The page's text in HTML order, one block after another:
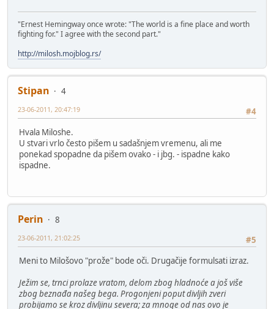
"Ernest Hemingway once wrote: "The world is a fine place and worth
fighting for." I agree with the second part."
http://milosh.mojblog.rs/
Stipan
4
#4
23-06-2011, 20:47:19
Hvala Miloshe.
U stvari vrlo često pišem u sadašnjem vremenu, ali me
ponekad spopadne da pišem ovako - i jbg. - ispadne kako
ispadne.
Perin
8
#5
23-06-2011, 21:02:25
Meni to Milošovo "prože" bode oči. Drugačije formulsati izraz.
Ježim se, trnci prolaze vratom, delom zbog hladnoće a još više
zbog beznađa našeg bega. Progonjeni poput divljih zveri
probijamo se kroz divljinu severa; za mnoge od nas ovo je